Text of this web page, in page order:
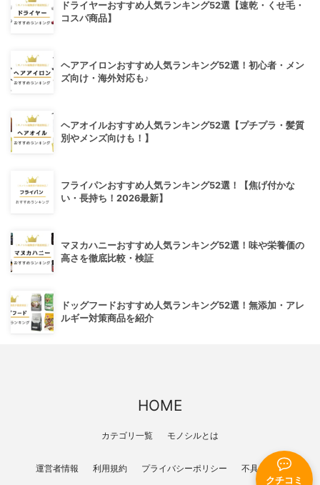
クチコミ
ドライヤーおすすめ人気ランキング52選【速乾・くせ毛・
コスパ商品】
ヘアアイロンおすすめ人気ランキング52選！初心者・メン
ズ向け・海外対応も♪
ヘアオイルおすすめ人気ランキング52選【プチプラ・髪質
別やメンズ向けも！】
フライパンおすすめ人気ランキング52選！【焦げ付かな
い・長持ち！2026最新】
マヌカハニーおすすめ人気ランキング52選！味や栄養価の
高さを徹底比較・検証
ドッグフードおすすめ人気ランキング52選！無添加・アレ
ルギー対策商品を紹介
HOME
カテゴリ一覧 モノシルとは
運営者情報 利用規約 プライバシーポリシー 不具合報告